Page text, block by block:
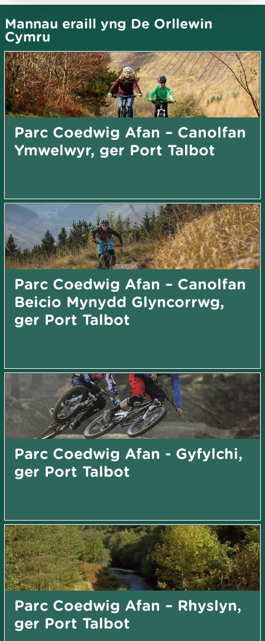
Mannau eraill yng De Orllewin
Cymru
Parc Coedwig Afan – Canolfan
Ymwelwyr, ger Port Talbot
Parc Coedwig Afan – Canolfan
Beicio Mynydd Glyncorrwg,
ger Port Talbot
Parc Coedwig Afan - Gyfylchi,
ger Port Talbot
Parc Coedwig Afan – Rhyslyn,
ger Port Talbot